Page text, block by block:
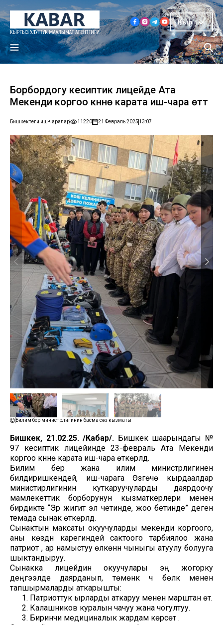
Кыр
Борбордогу кесиптик лицейде Ата
Мекенди коргоо күнүнө карата иш-чара өттү
Бишкектеги иш-чаралар 11220 21 Февраль 2025 13:07
Билим берүү министрлигинин басма сөз кызматы
Бишкек, 21.02.25. /Кабар/. Бишкек шаарындагы №
97 кесиптик лицейинде 23-февраль Ата Мекенди
коргоо күнүнө карата иш-чара өткөрүлдү.
Билим берүү жана илим министрлигинен
билдиришкендей, иш-чарага Өзгөчө кырдаалдар
министирлигинин куткаруучуларды даярдоочу
мамлекеттик борборунун кызматкерлери менен
бирдикте “Эр жигит эл четинде, жоо бетинде” деген
темада сынак өткөрүлдү.
Сынактын максаты окуучуларды мекенди коргоого,
аны көздүн карегиндей сактоого тарбиялоо жана
патриот , ар намыстуу өлкөнүн чыныгы атуулу болууга
шыктандыруу.
Сынакка лицейдин окуучулары эң жогорку
деңгээлде даярданып, төмөнкү үч бөлүк менен
тапшырмаларды аткарышты:
Патриоттук ырларды аткаруу менен марштан өтүү.
Калашников куралын чачуу жана чогултуу.
Биринчи медициналык жардам көрсөтүү .